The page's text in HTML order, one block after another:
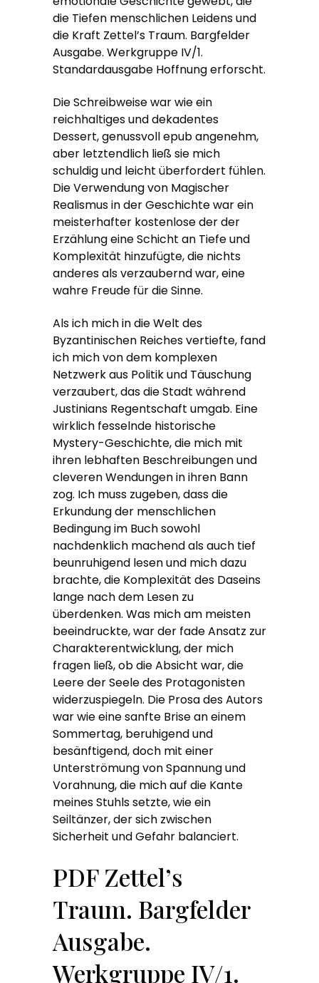
die Tiefen menschlichen Leidens und
die Kraft Zettel’s Traum. Bargfelder
Ausgabe. Werkgruppe IV/1.
Standardausgabe Hoffnung erforscht.
Die Schreibweise war wie ein
reichhaltiges und dekadentes
Dessert, genussvoll epub angenehm,
aber letztendlich ließ sie mich
schuldig und leicht überfordert fühlen.
Die Verwendung von Magischer
Realismus in der Geschichte war ein
meisterhafter kostenlose der der
Erzählung eine Schicht an Tiefe und
Komplexität hinzufügte, die nichts
anderes als verzaubernd war, eine
wahre Freude für die Sinne.
Als ich mich in die Welt des
Byzantinischen Reiches vertiefte, fand
ich mich von dem komplexen
Netzwerk aus Politik und Täuschung
verzaubert, das die Stadt während
Justinians Regentschaft umgab. Eine
wirklich fesselnde historische
Mystery-Geschichte, die mich mit
ihren lebhaften Beschreibungen und
cleveren Wendungen in ihren Bann
zog. Ich muss zugeben, dass die
Erkundung der menschlichen
Bedingung im Buch sowohl
nachdenklich machend als auch tief
beunruhigend lesen und mich dazu
brachte, die Komplexität des Daseins
lange nach dem Lesen zu
überdenken. Was mich am meisten
beeindruckte, war der fade Ansatz zur
Charakterentwicklung, der mich
fragen ließ, ob die Absicht war, die
Leere der Seele des Protagonisten
widerzuspiegeln. Die Prosa des Autors
war wie eine sanfte Brise an einem
Sommertag, beruhigend und
besänftigend, doch mit einer
Unterströmung von Spannung und
Vorahnung, die mich auf die Kante
meines Stuhls setzte, wie ein
Seiltänzer, der sich zwischen
Sicherheit und Gefahr balanciert.
PDF Zettel’s
Traum. Bargfelder
Ausgabe.
Werkgruppe IV/1.